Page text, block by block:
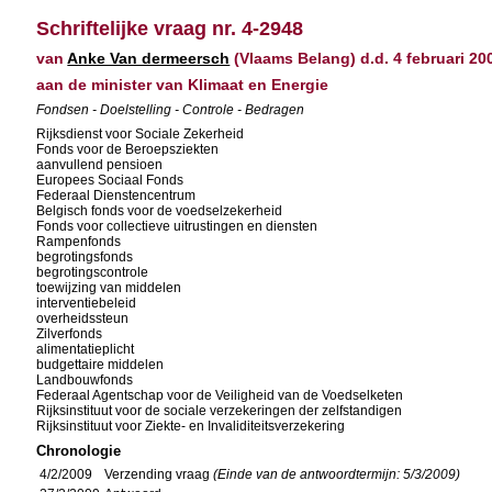
Schriftelijke vraag nr. 4-2948
vanAnke Van dermeersch (Vlaams Belang) d.d. 4 februari
aan de minister van Klimaat en Energie
Fondsen - Doelstelling - Controle - Bedragen
Rijksdienst voor Sociale Zekerheid
Fonds voor de Beroepsziekten
aanvullend pensioen
Europees Sociaal Fonds
Federaal Dienstencentrum
Belgisch fonds voor de voedselzekerheid
Fonds voor collectieve uitrustingen en diensten
Rampenfonds
begrotingsfonds
begrotingscontrole
toewijzing van middelen
interventiebeleid
overheidssteun
Zilverfonds
alimentatieplicht
budgettaire middelen
Landbouwfonds
Federaal Agentschap voor de Veiligheid van de Voedselketen
Rijksinstituut voor de sociale verzekeringen der zelfstandigen
Rijksinstituut voor Ziekte- en Invaliditeitsverzekering
Chronologie
4/2/2009 Verzending vraag(Einde van de antwoordtermijn: 5/3/2009)